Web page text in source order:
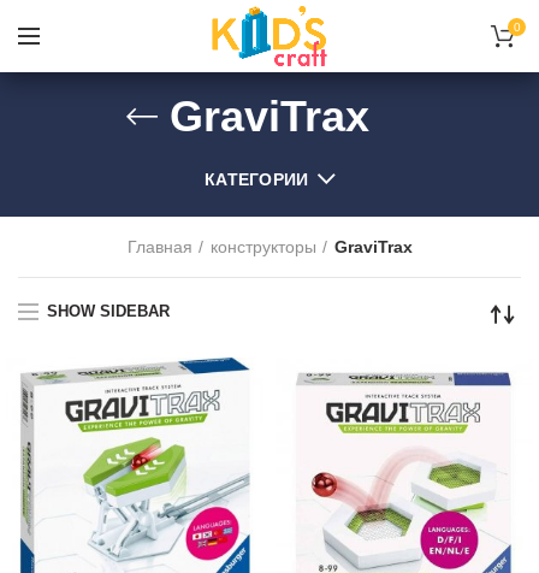
0
GraviTrax
КАТЕГОРИИ
Главная конструкторы GraviTrax
SHOW SIDEBAR